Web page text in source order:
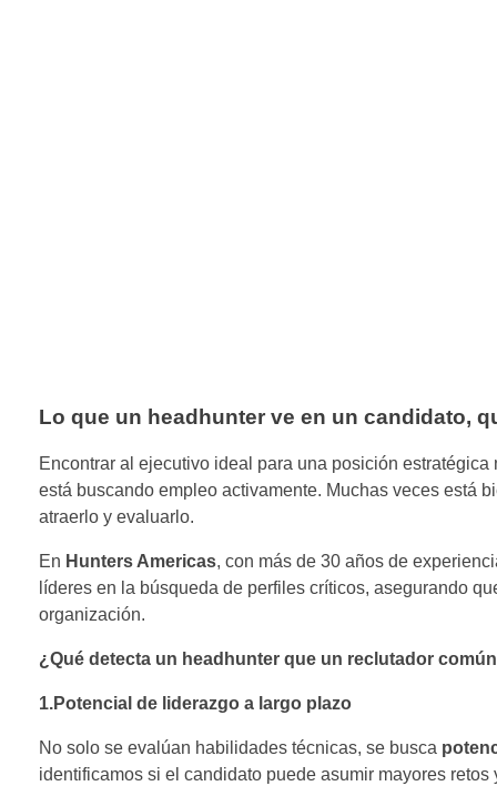
Lo que un headhunter ve en un candidato,
Encontrar al ejecutivo ideal para una posición
está buscando empleo activamente. Muchas veces está
atraerlo y evaluarlo.
En Hunters Americas, con más de 30 años de
líderes en la búsqueda de perfiles críticos, asegurando
organización.
¿Qué detecta un headhunter que un reclutador
1.Potencial de liderazgo a largo plazo
No solo se evalúan habilidades técnicas, se busca
identificamos si el candidato puede asumir mayores